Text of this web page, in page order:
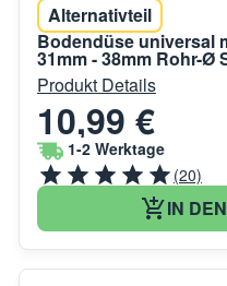
Alternativteil
Bodendüse universal
31mm - 38mm Rohr-Ø
Produkt Details
10,99 €
1-2 Werktage
(20)
IN